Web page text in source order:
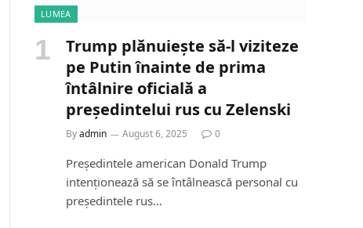
LUMEA
Trump plănuiește să-l viziteze
pe Putin înainte de prima
întâlnire oficială a
președintelui rus cu Zelenski
Byadmin August 6, 2025 0
Președintele american Donald Trump
intenționează să se întâlnească personal cu
președintele rus…